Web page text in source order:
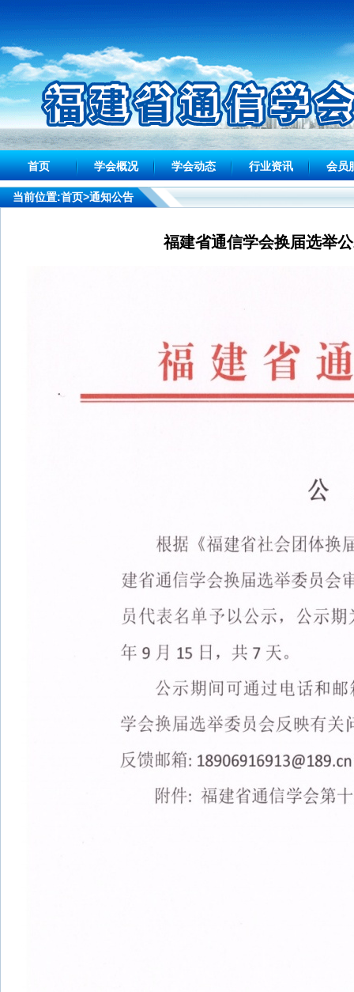
首页 学会概况 学会动态 行业资讯 会员
当前位置:首页>通知公告
福建省通信学会换届选举